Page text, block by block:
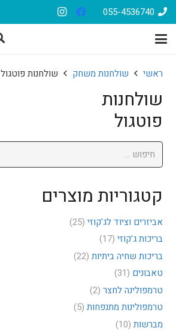
055-4536740
ראשי שולחנות משחק שולחנות פוטגול
שולחנות
פוטגול
חיפוש:
קטגוריות מוצרים
אביזרים וציוד לג'קוזי (25)
בריכות ג'קוזי (17)
בריכות שחיה ביתיות (22)
טאבונים (31)
טרמפולינה לחצר (2)
טרמפולינות מתנפחות (5)
מברשות (10)